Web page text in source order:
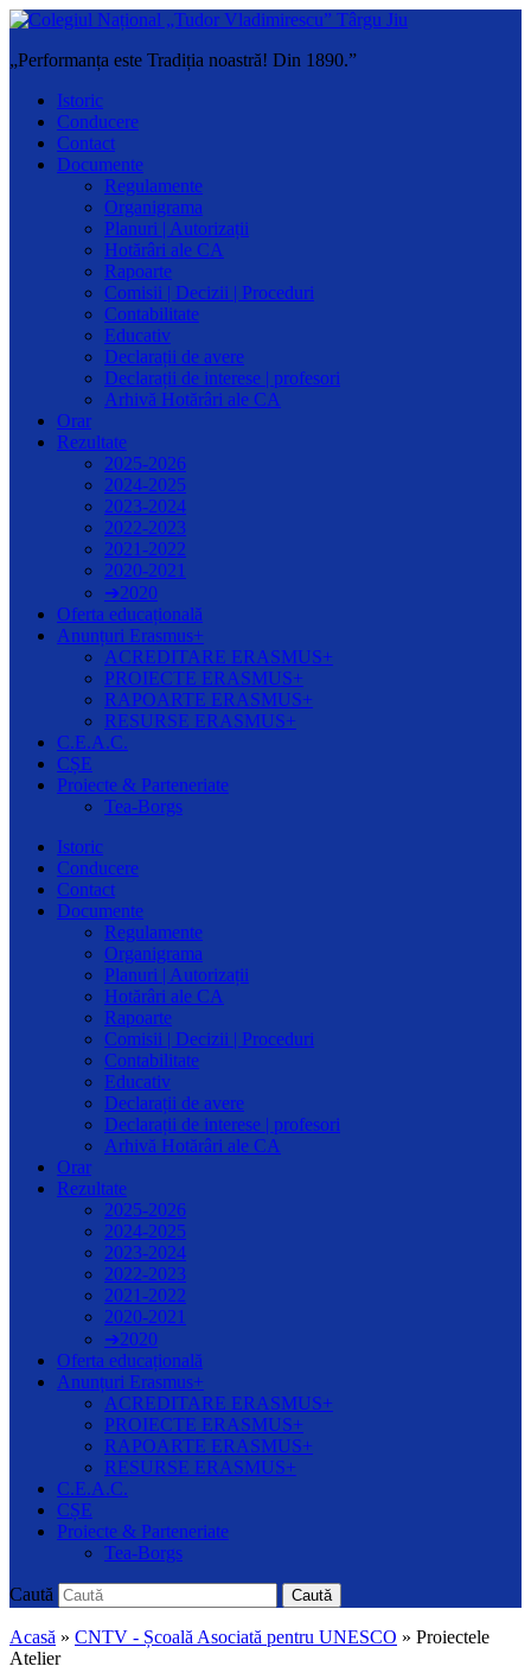
„Performanța este Tradiția noastră! Din 1890.”
Istoric
Conducere
Contact
Documente
Regulamente
Organigrama
Planuri | Autorizații
Hotărâri ale CA
Rapoarte
Comisii | Decizii | Proceduri
Contabilitate
Educativ
Declarații de avere
Declarații de interese | profesori
Arhivă Hotărâri ale CA
Orar
Rezultate
2025-2026
2024-2025
2023-2024
2022-2023
2021-2022
2020-2021
➔2020
Oferta educațională
Anunțuri Erasmus+
ACREDITARE ERASMUS+
PROIECTE ERASMUS+
RAPOARTE ERASMUS+
RESURSE ERASMUS+
C.E.A.C.
CȘE
Proiecte & Parteneriate
Tea-Borgs
Istoric
Conducere
Contact
Documente
Regulamente
Organigrama
Planuri | Autorizații
Hotărâri ale CA
Rapoarte
Comisii | Decizii | Proceduri
Contabilitate
Educativ
Declarații de avere
Declarații de interese | profesori
Arhivă Hotărâri ale CA
Orar
Rezultate
2025-2026
2024-2025
2023-2024
2022-2023
2021-2022
2020-2021
➔2020
Oferta educațională
Anunțuri Erasmus+
ACREDITARE ERASMUS+
PROIECTE ERASMUS+
RAPOARTE ERASMUS+
RESURSE ERASMUS+
C.E.A.C.
CȘE
Proiecte & Parteneriate
Tea-Borgs
Caută Caută
Acasă » CNTV - Școală Asociată pentru UNESCO » Proiectele
Atelier